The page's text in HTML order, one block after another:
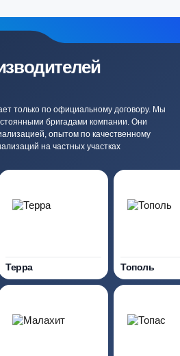
только по официальному договору. Мы
бригадами компании. Они
опытом по качественному
на частных участках
Терра Тополь